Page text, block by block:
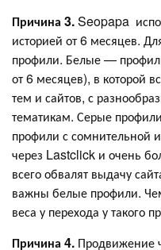
Причина 3.Seopapa
историей от 6 месяцев.
профили. Белые —
от 6 месяцев), в которой
тем и сайтов, с
тематикам. Серые
профили с сомнительной
через Lastclick и очень
всего обвалят выдачу
важны белые профили.
веса у перехода у такого
Причина 4. Продвижение